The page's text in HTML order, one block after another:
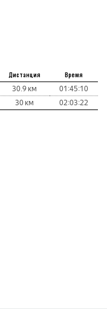
Дистанция Время
30.9 км
01:45:10
30 км 02:03:22